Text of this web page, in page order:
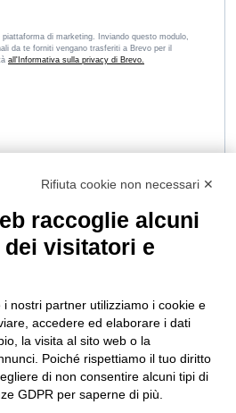
di marketing. Inviando questo modulo,
da te forniti vengano trasferiti a Brevo per il
all'Informativa sulla privacy di Brevo.
Russiz
Capriva del
Friuli (GO)
T.+39 335
708 0590
T. +39 331
663 6919
Area
Legale
Condizioni
Privacy Policy
Codice Etico
Cookie policy
Seguici
Rifiuta cookie non necessari ✕
raccoglie alcuni
visitatori e
nostri partner utilizziamo i cookie e
accedere ed elaborare i dati
la visita al sito web o la
Poiché rispettiamo il tuo diritto
di non consentire alcuni tipi di
GDPR per saperne di più.